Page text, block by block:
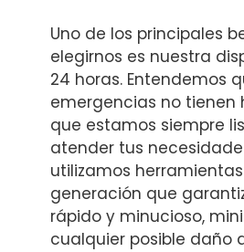
Uno de los principales
elegirnos es nuestra
24 horas. Entendemos
emergencias no tienen
que estamos siempre
atender tus
utilizamos
generación que
rápido y minucioso,
cualquier posible daño